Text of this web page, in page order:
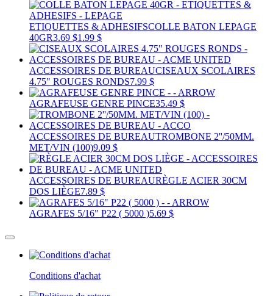
ETIQUETTES & ADHESIFSCOLLE BATON LEPAGE
40GR3.69 $1.99 $
ACCESSOIRES DE BUREAUCISEAUX SCOLAIRES
4.75" ROUGES RONDS7.99 $
AGRAFEUSE GENRE PINCE35.49 $
ACCESSOIRES DE BUREAUTROMBONE 2''/50MM.
MET/VIN (100)9.09 $
ACCESSOIRES DE BUREAURÈGLE ACIER 30CM
DOS LIÈGE7.89 $
AGRAFES 5/16" P22 ( 5000 )5.69 $
Conditions d'achat